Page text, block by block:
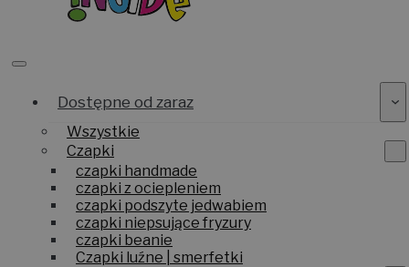
Dostępne od zaraz
Wszystkie
Czapki
czapki handmade
czapki z ociepleniem
czapki podszyte jedwabiem
czapki niepsujące fryzury
czapki beanie
Czapki luźne | smerfetki